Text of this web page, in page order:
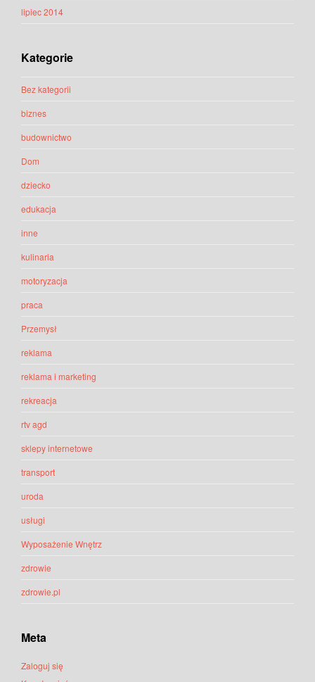
lipiec 2014
Kategorie
Bez kategorii
biznes
budownictwo
Dom
dziecko
edukacja
inne
kulinaria
motoryzacja
praca
Przemysł
reklama
reklama i marketing
rekreacja
rtv agd
sklepy internetowe
transport
uroda
usługi
Wyposażenie Wnętrz
zdrowie
zdrowie.pl
Meta
Zaloguj się